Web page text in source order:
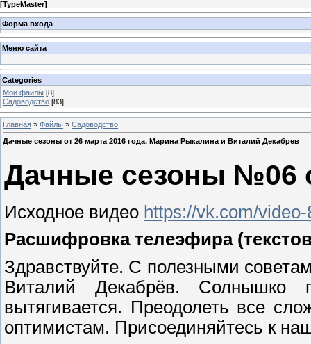
[TypeMaster]
Форма входа
Меню сайта
Categories
Мои файлы [8]
Садоводство [83]
Главная » Файлы » Садоводство
Дачные сезоны от 26 марта 2016 года. Марина Рыкалина и Виталий Декабрев
Дачные сезоны №06
Исходное видео https://vk.com/
Расшифровка телеэфира
Здравствуйте. С полезными
Виталий Декабрёв. Солнышко
вытягивается. Преодолеть все
оптимистам. Присоединяйтесь к